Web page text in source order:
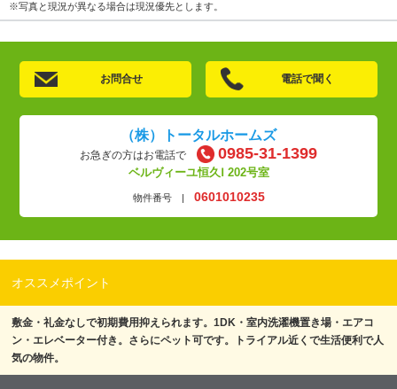
※写真と現況が異なる場合は現況優先とします。
お問合せ 電話で聞く
（株）トータルホームズ
お急ぎの方はお電話で 0985-31-1399
ベルヴィーユ恒久Ⅰ 202号室
物件番号 | 0601010235
オススメポイント
敷金・礼金なしで初期費用抑えられます。1DK・室内洗濯機置き場・エアコ
ン・エレベーター付き。さらにペット可です。トライアル近くで生活便利で人
気の物件。